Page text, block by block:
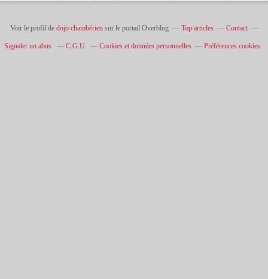
Voir le profil de dojo chambériensur le portail Overblog Top articles Contact
Signaler un abus C.G.U. Cookies et données personnelles Préférences cookies